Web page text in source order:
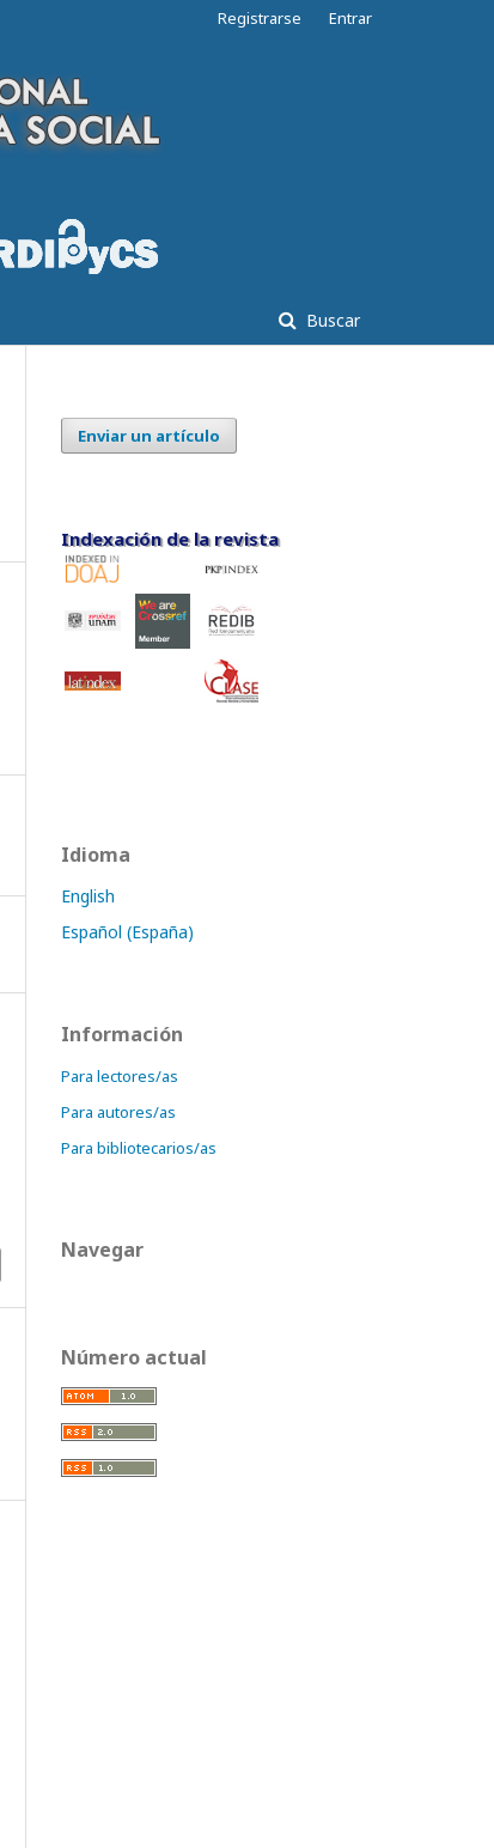
Buscar
Registrarse Entrar
Enviar un artículo
Indexación de la revista
Indexación de la revista
Idioma
English
Español (España)
Información
Para lectores/as
Para autores/as
Para bibliotecarios/as
Navegar
Número actual